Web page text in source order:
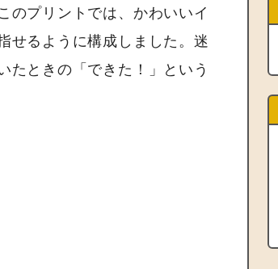
のプリントでは、かわいいイ
せるように構成しました。迷
たときの「できた！」という